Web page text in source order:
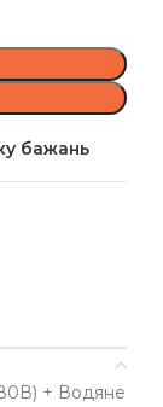
бажань
+ Водяне